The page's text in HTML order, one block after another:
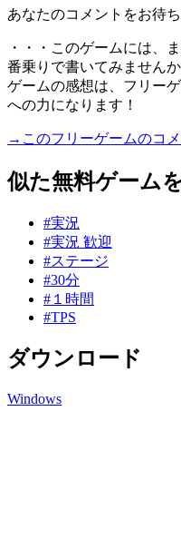
あなたのコメントをお待
・・・このゲームには、
番乗りで書いてみませんか
ゲームの感想は、フリー
への力になります！
→このフリーゲームのコ
似た無料ゲーム
#実況
#実況 歓迎
#ステージ
#30分
#１時間
#TPS
ダウンロード
Windows